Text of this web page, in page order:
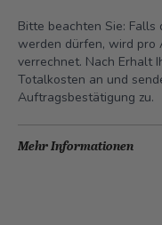
Bitte beachten Sie:
werden dürfen, wird pro
verrechnet. Nach Erhalt
Totalkosten an und
Auftragsbestätigung zu.
Mehr Informationen